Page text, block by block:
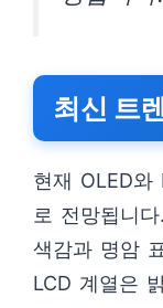
최신 트
현재 OLED와
로 전망됩니
색감과 명암
LCD 계열은